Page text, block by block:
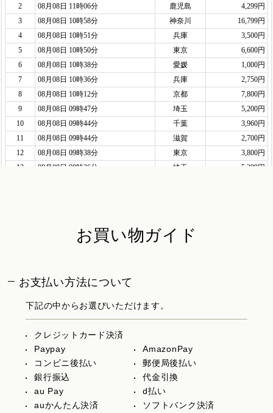
お買い物ガイド
お支払い方法について
下記の中からお選びいただけます。
クレジットカード決済
Paypay
AmazonPay
コンビニ後払い
郵便局後払い
銀行振込
代金引換
au Pay
d払い
auかんたん決済
ソフトバンク決済